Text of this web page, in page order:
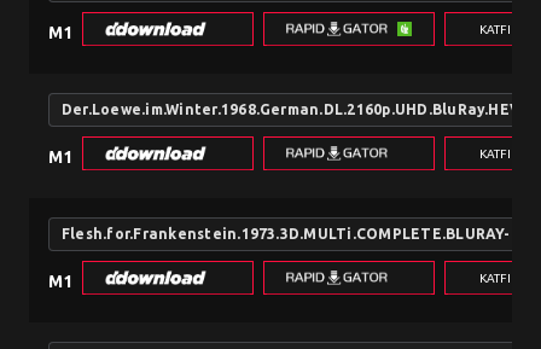
M1
Der.Loewe.im.Winter.1968.German.DL.2160p.UHD.BluRay.HEVC-
M1
Flesh.for.Frankenstein.1973.3D.MULTi.COMPLETE.BLURAY-
M1